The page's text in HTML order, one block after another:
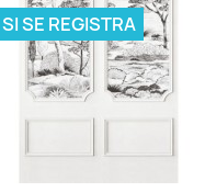
SE REGISTRA